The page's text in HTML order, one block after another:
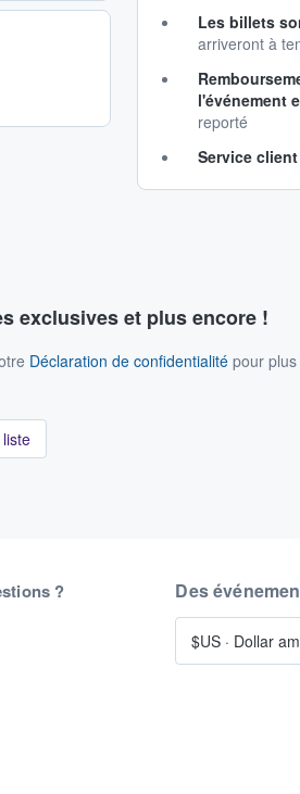
Les billets
arriveront à
l'événement
reporté
Service
exclusives et plus encore !
Déclaration de confidentialité pour
? Des
$US · Dollar